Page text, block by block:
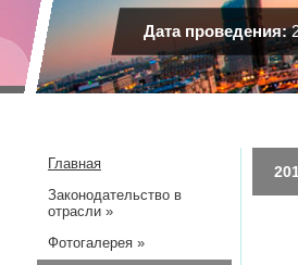
Дата проведения:
Главная
Законодательство в
отрасли »
Фотогалерея »